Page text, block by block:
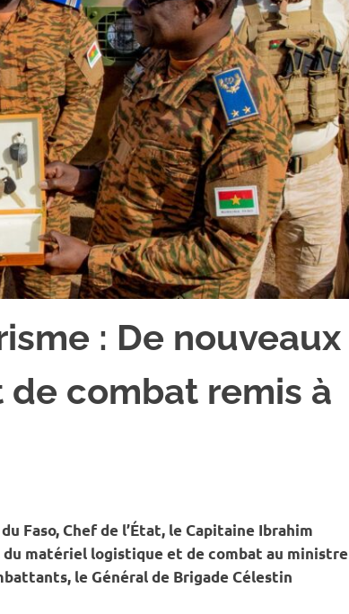
: De nouveaux
combat remis à
Faso, Chef de l’État, le Capitaine Ibrahim
du matériel logistique et de combat au ministre
le Général de Brigade Célestin